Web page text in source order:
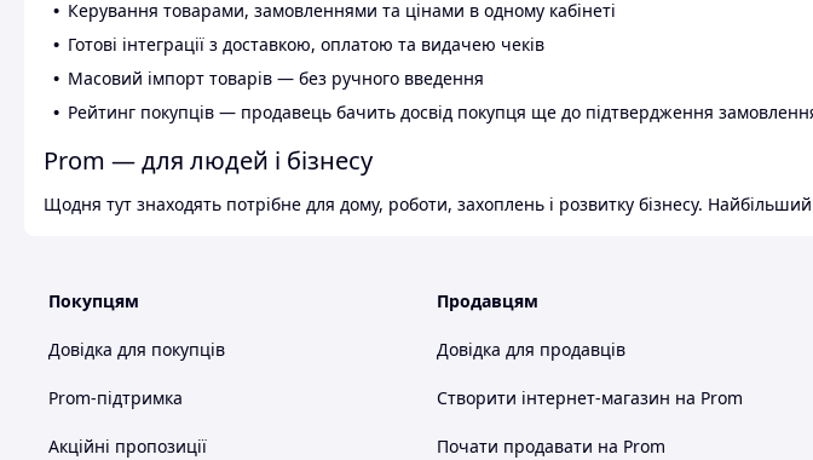
Керування товарами, замовленнями та цінами в одному кабінеті
Готові інтеграції з доставкою, оплатою та видачею чеків
Масовий імпорт товарів — без ручного введення
Рейтинг покупців — продавець бачить досвід покупця ще до підтвердження
Prom — для людей і бізнесу
Щодня тут знаходять потрібне для дому, роботи, захоплень і розвитку бізнесу.
Покупцям
Довідка для покупців
Prom-підтримка
Акційні пропозиції
Продавцям
Довідка для продавців
Створити інтернет-магазин на Prom
Почати продавати на Prom